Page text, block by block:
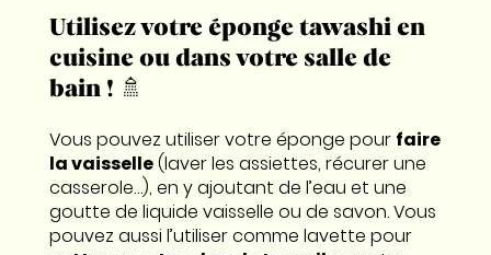
Utilisez votre éponge tawashi en
cuisine ou dans votre salle de
bain ! 🚿
Vous pouvez utiliser votre éponge pour faire
la vaisselle(laver les assiettes, récurer une
casserole…), en y ajoutant de l’eau et une
goutte de liquide vaisselle ou de savon. Vous
pouvez aussi l’utiliser comme lavette pour